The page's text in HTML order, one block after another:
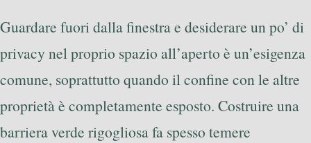
Guardare fuori dalla finestra e desiderare un po’ di
privacy nel proprio spazio all’aperto è un’esigenza
comune, soprattutto quando il confine con le altre
proprietà è completamente esposto. Costruire una
barriera verde rigogliosa fa spesso temere